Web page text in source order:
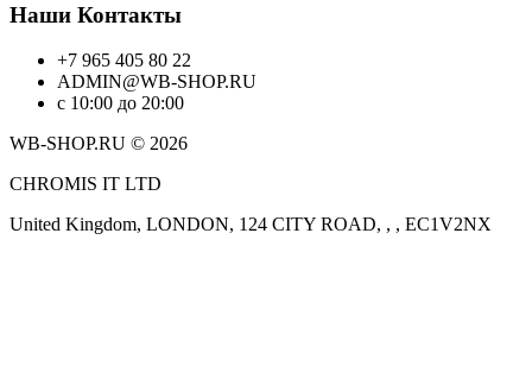
Наши Контакты
+7 965 405 80 22
ADMIN@WB-SHOP.RU
с 10:00 до 20:00
WB-SHOP.RU © 2026
CHROMIS IT LTD
United Kingdom, LONDON, 124 CITY ROAD, , , EC1V2NX